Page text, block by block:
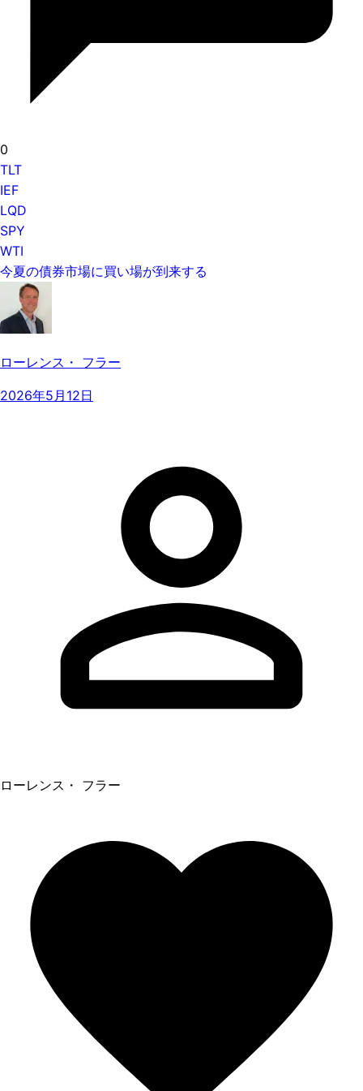
0
TLT
IEF
LQD
SPY
WTI
今夏の債券市場に買い場が到来する
ローレンス・ フラー
2026年5月12日
ローレンス・ フラー